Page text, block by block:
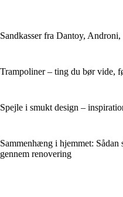
Sandkasser fra Dantoy,
Trampoliner – ting du bør vide,
Spejle i smukt design –
Sammenhæng i hjemmet:
gennem renovering